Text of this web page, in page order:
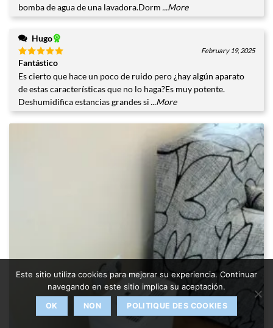
bomba de agua de una lavadora.Dorm ...More
Hugo
Valorado
con
de
5
February 19, 2025
Fantástico
Es cierto que hace un poco de ruido pero ¿hay algún aparato
de estas características que no lo haga?Es muy potente.
Deshumidifica estancias grandes si ...More
Este sitio utiliza cookies para mejorar su experiencia. Continuar
navegando en este sitio implica su aceptación.
OK NON POLITIQUE DES COOKIES